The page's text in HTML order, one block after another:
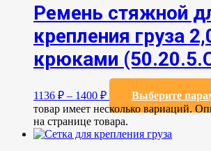
Ремень стяжной
крепления груза
крюками
1136 ₽ – 1400 ₽ Выберите
товар имеет несколько вариаций.
на странице товара.